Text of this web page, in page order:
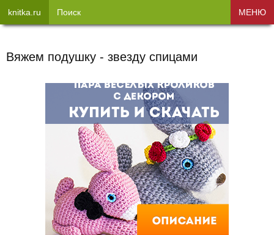
Вяжем подушку - звезду спицами
knitka.ru Поиск МЕНЮ